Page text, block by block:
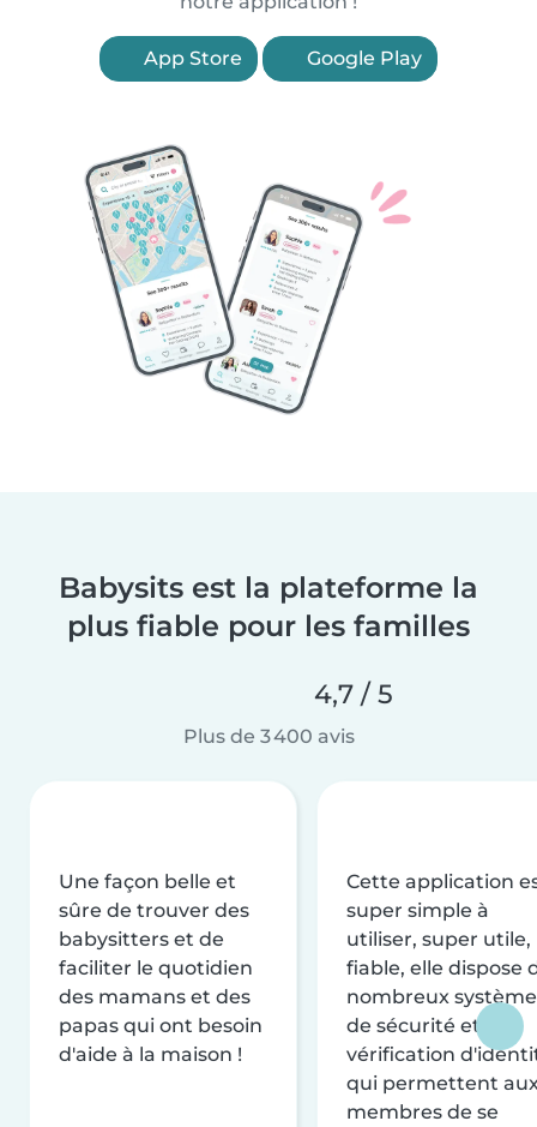
App Store Google Play
Babysits est la plateforme la
plus fiable pour les familles
4,7 / 5
Plus de 3 400 avis
Une façon belle et
sûre de trouver des
babysitters et de
faciliter le quotidien
des mamans et des
papas qui ont besoin
d'aide à la maison !
Cette application
super simple à
utiliser, super utile,
fiable, elle dispose
nombreux
de sécurité et de
vérification
qui permettent
membres de se